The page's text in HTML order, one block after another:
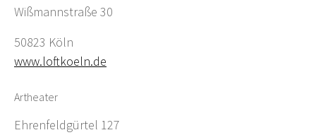
Wißmannstraße 30
50823 Köln
www.loftkoeln.de
Artheater
Ehrenfeldgürtel 127